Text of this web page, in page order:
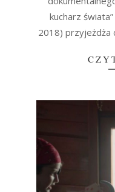
kucharz
2018) przyjeżdża